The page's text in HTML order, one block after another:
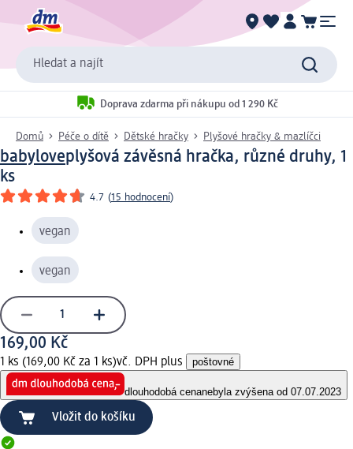
Hledat a najít
Doprava zdarma při nákupu od 1 290 Kč
Domů Péče o dítě Dětské hračky Plyšové hračky & mazlíčci
babyloveplyšová závěsná hračka, různé druhy, 1
ks
4.7 (15 hodnocení)
vegan
vegan
169,00 Kč
1 ks (169,00 Kč za 1 ks)vč. DPH plus poštovné
dlouhodobá cenanebyla zvýšena od 07.07.2023
Vložit do košíku